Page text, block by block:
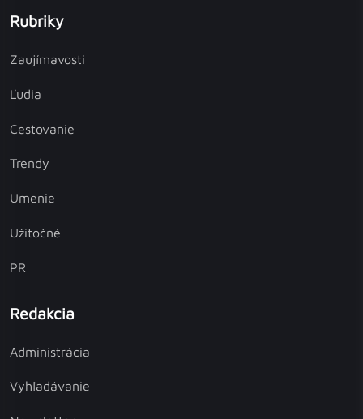
Rubriky
Zaujímavosti
Ľudia
Cestovanie
Trendy
Umenie
Užitočné
PR
Redakcia
Administrácia
Vyhľadávanie